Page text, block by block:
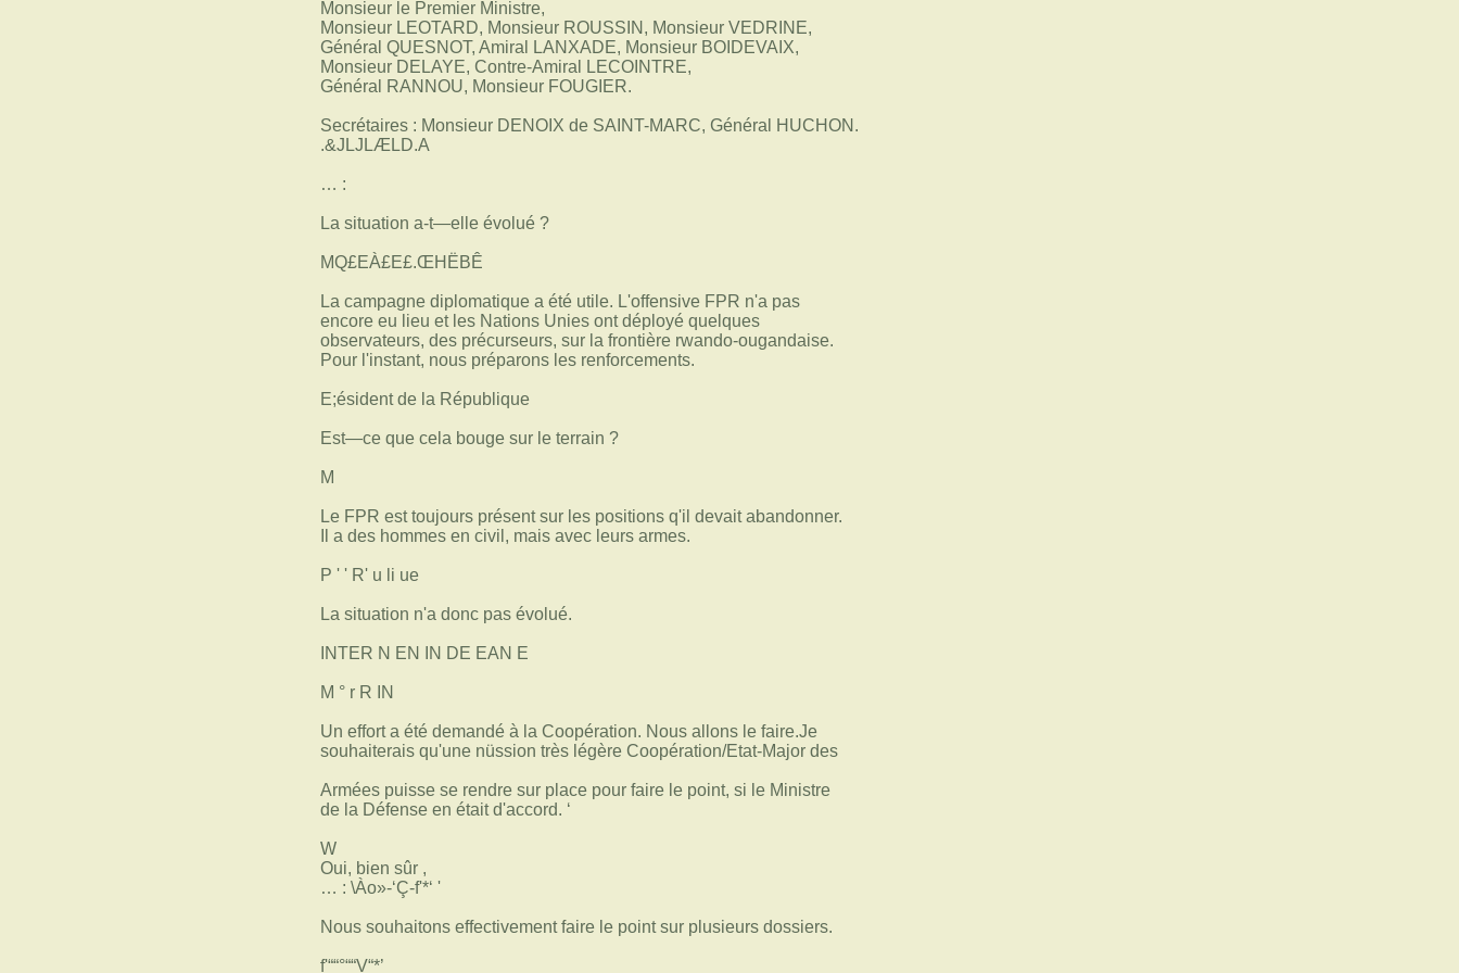
Monsieur le Premier Ministre,
Monsieur LEOTARD, Monsieur ROUSSIN, Monsieur VEDRINE,
Général QUESNOT, Amiral LANXADE, Monsieur BOIDEVAIX,
Monsieur DELAYE, Contre-Amiral LECOINTRE,
Général RANNOU, Monsieur FOUGIER.
Secrétaires : Monsieur DENOIX de SAINT-MARC, Général HUCHON.
.&JLJLÆLD.A
… :
La situation a-t—elle évolué ?
MQ£EÀ£E£.ŒHËBÊ
La campagne diplomatique a été utile. L'offensive FPR n'a pas
encore eu lieu et les Nations Unies ont déployé quelques
observateurs, des précurseurs, sur la frontière rwando-ougandaise.
Pour l'instant, nous préparons les renforcements.
E;ésident de la République
Est—ce que cela bouge sur le terrain ?
M
Le FPR est toujours présent sur les positions q'il devait abandonner.
Il a des hommes en civil, mais avec leurs armes.
P ' ' R' u li ue
La situation n'a donc pas évolué.
INTER N EN IN DE EAN E
M ° r R IN
Un effort a été demandé à la Coopération. Nous allons le faire.Je
souhaiterais qu'une nüssion très légère Coopération/Etat-Major des
Armées puisse se rendre sur place pour faire le point, si le Ministre
de la Défense en était d'accord. ‘
W
Oui, bien sûr ,
… : \Ào»-‘Ç-f'*‘ '
Nous souhaitons effectivement faire le point sur plusieurs dossiers.
f'““°““V“*’_